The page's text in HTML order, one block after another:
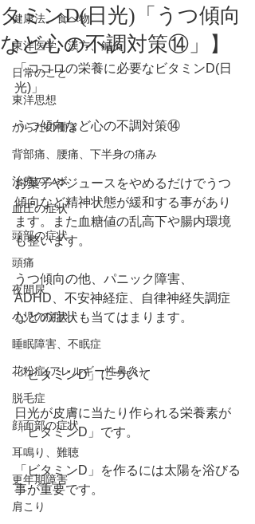
健康法、食べ物
東洋医学、漢方、鍼灸
日常のこと
東洋思想
からだの働き
背部痛、腰痛、下半身の痛み
治療のツボ
血圧の症状
頭部の症状
頭痛
夜間尿
小児の症状
睡眠障害、不眠症
花粉症(アレルギー性鼻炎）
脱毛症
顔面部の症状
耳鳴り、難聴
更年期障害
肩こり
タミンD(日光)「うつ傾向
など心の不調対策⑭」】
「ココロの栄養に必要なビタミンD(日
光)」
うつ傾向など心の不調対策⑭
お菓子やジュースをやめるだけでうつ
傾向など精神状態が緩和する事があり
ます。また血糖値の乱高下や腸内環境
も整います。
うつ傾向の他、パニック障害、
ADHD、不安神経症、自律神経失調症
などの症状も当てはまります。
「ビタミンD」について
日光が皮膚に当たり作られる栄養素が
「ビタミンD」です。
「ビタミンD」を作るには太陽を浴びる
事が重要です。